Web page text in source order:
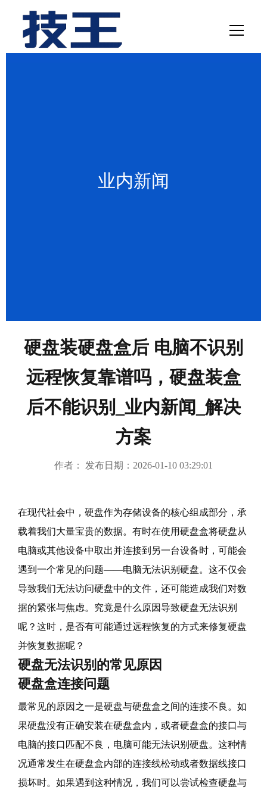
业内新闻
硬盘装硬盘盒后 电脑不识别
远程恢复靠谱吗，硬盘装盒
后不能识别_业内新闻_解决
方案
作者： 发布日期：2026-01-10 03:29:01
在现代社会中，硬盘作为存储设备的核心组成部分，承
载着我们大量宝贵的数据。有时在使用硬盘盒将硬盘从
电脑或其他设备中取出并连接到另一台设备时，可能会
遇到一个常见的问题——电脑无法识别硬盘。这不仅会
导致我们无法访问硬盘中的文件，还可能造成我们对数
据的紧张与焦虑。究竟是什么原因导致硬盘无法识别
呢？这时，是否有可能通过远程恢复的方式来修复硬盘
并恢复数据呢？
硬盘无法识别的常见原因
硬盘盒连接问题
最常见的原因之一是硬盘与硬盘盒之间的连接不良。如
果硬盘没有正确安装在硬盘盒内，或者硬盘盒的接口与
电脑的接口匹配不良，电脑可能无法识别硬盘。这种情
况通常发生在硬盘盒内部的连接线松动或者数据线接口
损坏时。如果遇到这种情况，我们可以尝试检查硬盘与